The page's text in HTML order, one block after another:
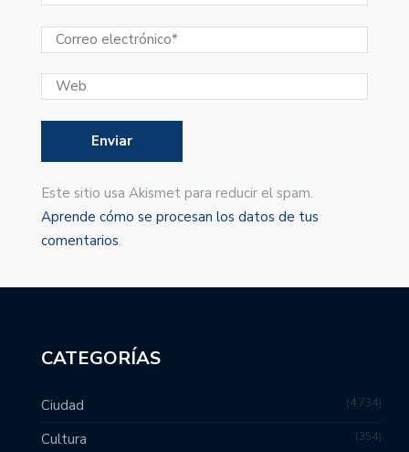
Este sitio usa Akismet para reducir el spam.
Aprende cómo se procesan los datos de tus
comentarios.
CATEGORÍAS
Ciudad 4,734
Cultura 354